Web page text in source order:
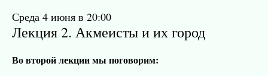
Среда 4 июня в 20:00
Лекция 2. Акмеисты и их город
Во второй лекции мы поговорим: